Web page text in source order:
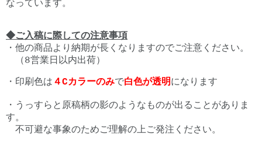
◆ご入稿に際しての注意事項
・他の商品より納期が長くなりますのでご注意ください。
（8営業日以内出荷）
・印刷色は ４Cカラーのみで白色が透明になります
・うっすらと原稿柄の影のようなものが出ることがありま
す。
不可避な事象のためご理解の上ご発注ください。